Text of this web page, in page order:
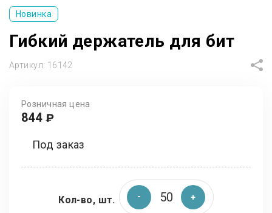
Новинка
Гибкий держатель для бит
Артикул: 16142
Розничная цена
844 ₽
Под заказ
Кол-во, шт.